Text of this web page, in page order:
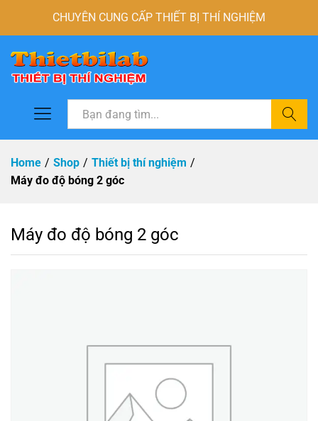
CHUYÊN CUNG CẤP THIẾT BỊ THÍ NGHIỆM
Tìm
Home / Shop / Thiết bị thí nghiệm /
Máy đo độ bóng 2 góc
Máy đo độ bóng 2 góc